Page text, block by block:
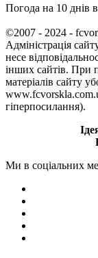
Погода на 10 днів
©2007 - 2024 -
Адміністрація
несе
інших сайтів. При
матеріалів сайту
гіперпосилання).
Ми в соціальних